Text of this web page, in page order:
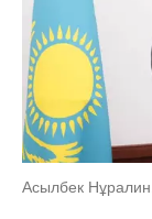
Асылбек